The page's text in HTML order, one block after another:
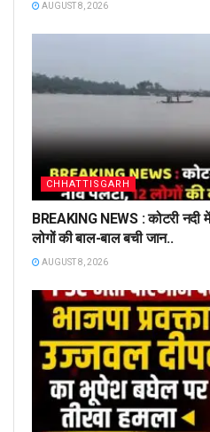
AUGUST 8, 2026
CHHATTISGARH
BREAKING NEWS : कोटरी नदी
लोगों की बाल-बाल बची जान..
AUGUST 8, 2026